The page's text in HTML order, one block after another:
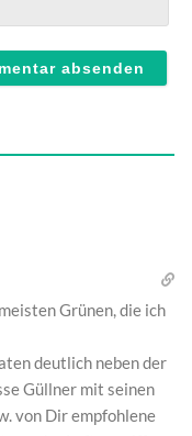
Grünen, die ich
deutlich neben der
Güllner mit seinen
von Dir empfohlene